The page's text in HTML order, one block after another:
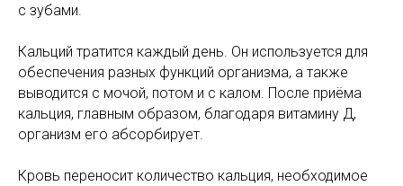
с зубами.
Кальций тратится каждый день. Он используется для
обеспечения разных функций организма, а также
выводится с мочой, потом и с калом. После приёма
кальция, главным образом, благодаря витамину Д,
организм его абсорбирует.
Кровь переносит количество кальция, необходимое